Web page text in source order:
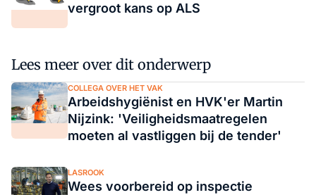
vergroot kans op ALS
Lees meer over dit onderwerp
COLLEGA OVER HET VAK
Arbeidshygiënist en HVK'er Martin
Nijzink: 'Veiligheidsmaatregelen
moeten al vastliggen bij de tender'
LASROOK
Wees voorbereid op inspectie